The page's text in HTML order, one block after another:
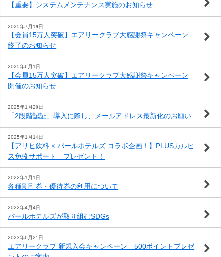
の
ご
内
想
い
声
質
問
合
わ
せ
【重要】システムメンテナンス実施のお知らせ
2025年7月19日
【会員15万人突破】エアリークラブ大感謝祭キャンペーン
終了のお知らせ
2025年6月1日
【会員15万人突破】エアリークラブ大感謝祭キャンペーン
開催のお知らせ
2025年1月20日
「2段階認証」導入に際し、メールアドレス最新化のお願い
2025年1月14日
【アサヒ飲料 × パールホテルズ コラボ企画！】PLUSカルピ
ス免疫サポート プレゼント！
2022年1月1日
各種割引券・優待券の利用について
2022年4月4日
パールホテルズが取り組むSDGs
2023年6月21日
エアリークラブ 新規入会キャンペーン 500ポイントプレゼ